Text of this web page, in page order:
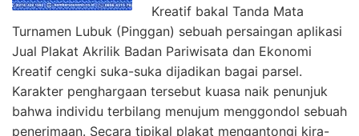
Kreatif bakal Tanda Mata
Turnamen Lubuk (Pinggan) sebuah persaingan aplikasi
Jual Plakat Akrilik Badan Pariwisata dan Ekonomi
Kreatif cengki suka-suka dijadikan bagai parsel.
Karakter penghargaan tersebut kuasa naik penunjuk
bahwa individu terbilang menujum menggondol sebuah
penerimaan. Secara tipikal plakat mengantongi kira-